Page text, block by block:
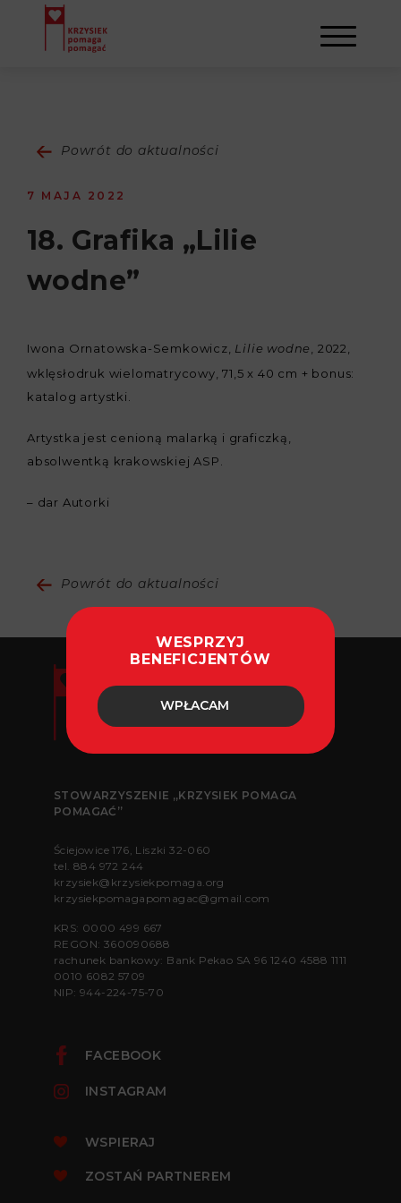
NAPISALI O NAS
DZIAŁALNOŚĆ
NASI BENEFICJENCI
WYDARZENIA
KONTAKT
Powrót do aktualności
7 MAJA 2022
18. Grafika „Lilie
wodne”
Iwona Ornatowska-Semkowicz, Lilie wodne
, 2022,
wklęsłodruk wielomatrycowy, 71,5 x 40 cm + bonus:
katalog artystki.
Artystka jest cenioną malarką i graficzką,
absolwentką krakowskiej ASP.
– dar Autorki
Powrót do aktualności
WESPRZYJ
BENEFICJENTÓW
WPŁACAM
STOWARZYSZENIE „KRZYSIEK POMAGA
POMAGAĆ”
Ściejowice 176, Liszki 32-060
tel. 884 972 244
krzysiek@krzysiekpomaga.org
krzysiekpomagapomagac@gmail.com
KRS: 0000 499 667
REGON: 360090688
rachunek bankowy: Bank Pekao SA 96 1240 4588 1111
0010 6082 5709
NIP: 944-224-75-70
FACEBOOK
INSTAGRAM
WSPIERAJ
ZOSTAŃ PARTNEREM